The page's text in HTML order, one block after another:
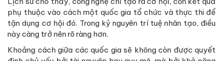
phụ thuộc vào cách một quốc gia tổ chức và thực thi để
tận dụng cơ hội đó. Trong kỷ nguyên trí tuệ nhân tạo, điều
này càng trở nên rõ ràng hơn.
Khoảng cách giữa các quốc gia sẽ không còn được quyết